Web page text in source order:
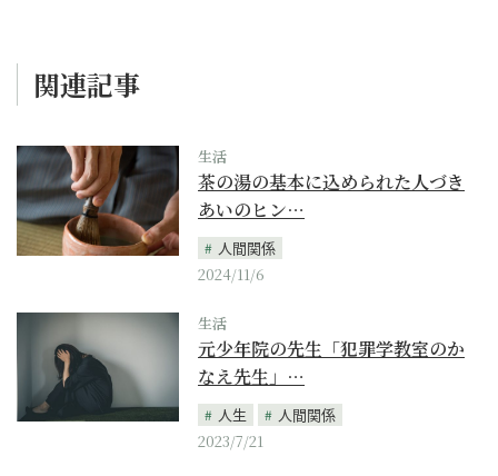
関連記事
生活
茶の湯の基本に込められた人づき
あいのヒン…
人間関係
2024/11/6
生活
元少年院の先生「犯罪学教室のか
なえ先生」…
人生
人間関係
2023/7/21